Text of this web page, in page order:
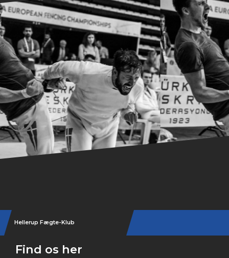
Hellerup Fægte-Klub
Find os her